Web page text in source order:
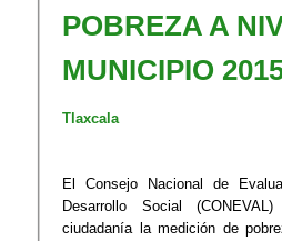
POBREZA A
MUNICIPIO
Tlaxcala
El Consejo Nacional de
Desarrollo Social
ciudadanía la medición de